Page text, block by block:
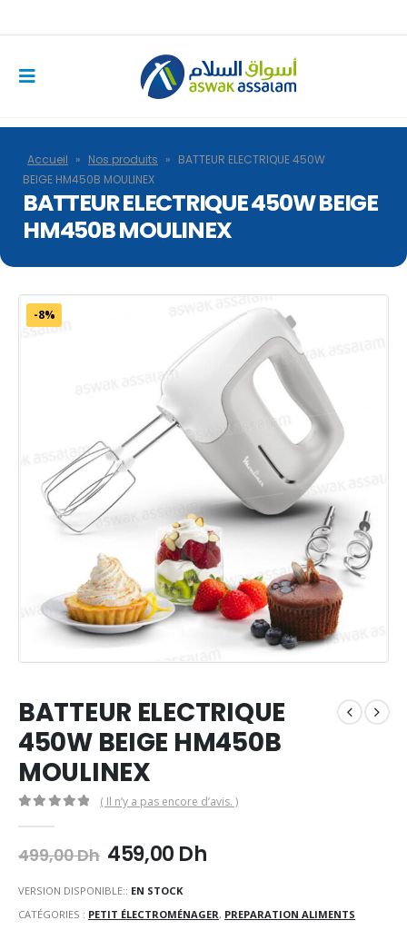
Accueil » Nos produits » BATTEUR ELECTRIQUE 450W
BEIGE HM450B MOULINEX
BATTEUR ELECTRIQUE 450W BEIGE
HM450B MOULINEX
-8%
BATTEUR ELECTRIQUE
450W BEIGE HM450B
MOULINEX
( Il n’y a pas encore d’avis. )
499,00Dh Le
prix
initial
était :
459,00 DhLe
est :
VERSION DISPONIBLE:: EN STOCK
CATÉGORIES : PETIT ÉLECTROMÉNAGER, PREPARATION ALIMENTS